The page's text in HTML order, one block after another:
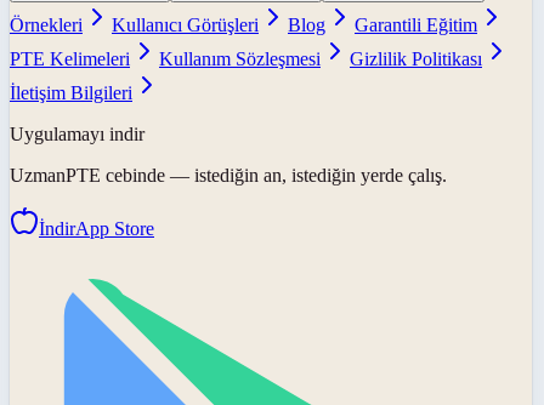
Örnekleri
Kullanıcı Görüşleri Blog
Garantili Eğitim
PTE Kelimeleri
Kullanım Sözleşmesi
Gizlilik Politikası
İletişim Bilgileri
Uygulamayı indir
UzmanPTE cebinde — istediğin an, istediğin yerde çalış.
İndirApp Store